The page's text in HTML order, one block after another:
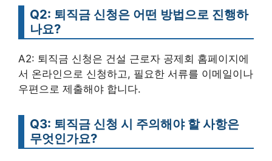
Q2: 퇴직금 신청은 어떤 방법으로 진행하
나요?
A2: 퇴직금 신청은 건설 근로자 공제회 홈페이지에
서 온라인으로 신청하고, 필요한 서류를 이메일이나
우편으로 제출해야 합니다.
Q3: 퇴직금 신청 시 주의해야 할 사항은
무엇인가요?